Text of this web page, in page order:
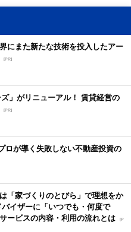
にまた新たな技術を投入したアー
[PR]
ズ」がリニューアル！ 賃貸経営の
[PR]
ロが導く失敗しない不動産投資の
「家づくりのとびら」で理想をか
イザーに「いつでも・何度で
ービスの内容・利用の流れとは [P